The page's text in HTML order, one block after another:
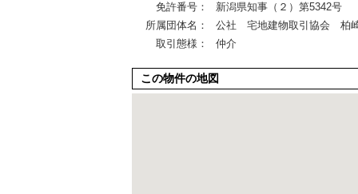
免許番号：
新潟県知事（２）第5342号
所属団体名：
公社 宅地建物取引協会 柏
取引態様：
仲介
この物件の地図